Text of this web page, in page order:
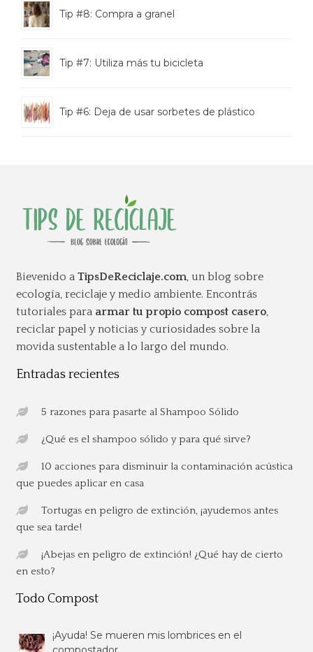
Tip #8: Compra a granel
Tip #7: Utiliza más tu bicicleta
Tip #6: Deja de usar sorbetes de plástico
Bievenido a TipsDeReciclaje.com, un blog sobre
ecología, reciclaje y medio ambiente. Encontrás
tutoriales para armar tu propio compost casero,
reciclar papel y noticias y curiosidades sobre la
movida sustentable a lo largo del mundo.
Entradas recientes
5 razones para pasarte al Shampoo Sólido
¿Qué es el shampoo sólido y para qué sirve?
10 acciones para disminuir la contaminación acústica
que puedes aplicar en casa
Tortugas en peligro de extinción, ¡ayudemos antes
que sea tarde!
¡Abejas en peligro de extinción! ¿Qué hay de cierto
en esto?
Todo Compost
¡Ayuda! Se mueren mis lombrices en el